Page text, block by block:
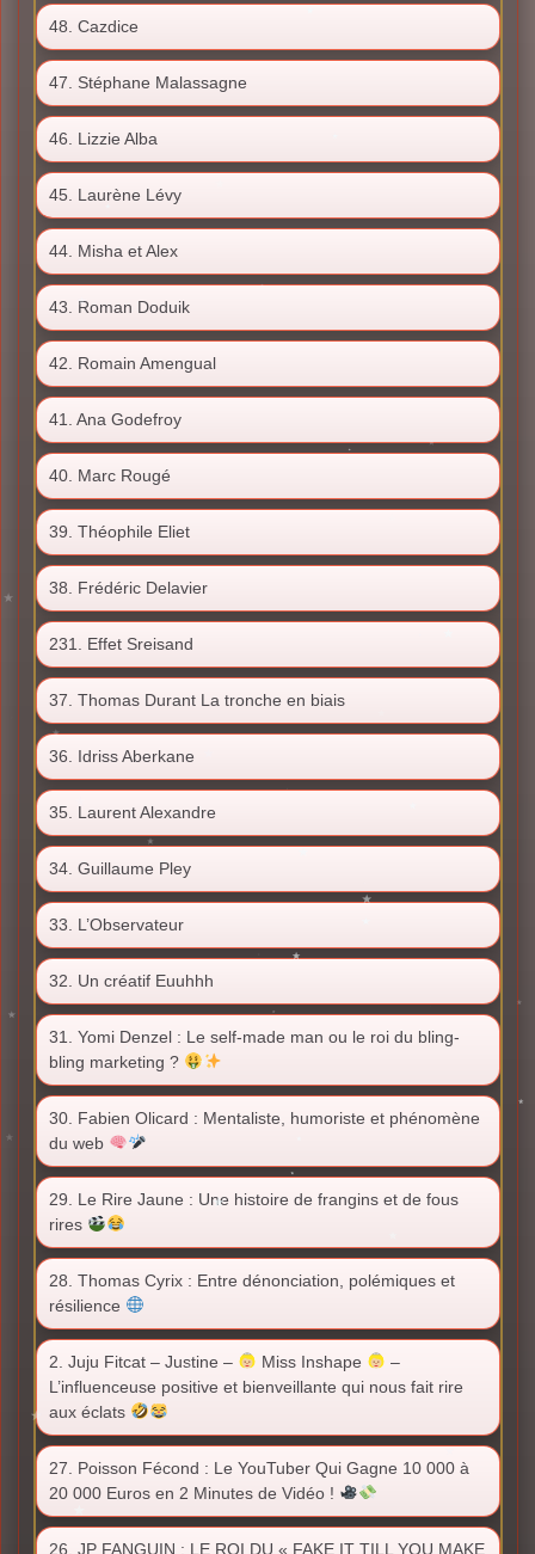
48. Cazdice
47. Stéphane Malassagne
46. Lizzie Alba
45. Laurène Lévy
44. Misha et Alex
43. Roman Doduik
42. Romain Amengual
41. Ana Godefroy
40. Marc Rougé
39. Théophile Eliet
38. Frédéric Delavier
231. Effet Sreisand
37. Thomas Durant La tronche en biais
36. Idriss Aberkane
35. Laurent Alexandre
34. Guillaume Pley
33. L’Observateur
32. Un créatif Euuhhh
31. Yomi Denzel : Le self-made man ou le roi du bling-
bling marketing ?
30. Fabien Olicard : Mentaliste, humoriste et phénomène
du web
29. Le Rire Jaune : Une histoire de frangins et de fous
rires
28. Thomas Cyrix : Entre dénonciation, polémiques et
résilience
2. Juju Fitcat – Justine – Miss Inshape
–
L’influenceuse positive et bienveillante qui nous fait rire
aux éclats
27. Poisson Fécond : Le YouTuber Qui Gagne 10 000 à
20 000 Euros en 2 Minutes de Vidéo !
26. JP FANGUIN : LE ROI DU « FAKE IT TILL YOU MAKE